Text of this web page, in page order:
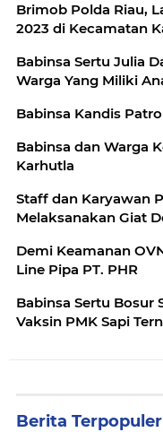
Brimob Polda Riau,
2023 di Kecamatan
Babinsa Sertu Julia
Warga Yang Miliki
Babinsa Kandis
Babinsa dan Warga
Karhutla
Staff dan Karyawan
Melaksanakan Giat
Demi Keamanan
Line Pipa PT. PHR
Babinsa Sertu Bosur
Vaksin PMK Sapi
Berita Terpopuler